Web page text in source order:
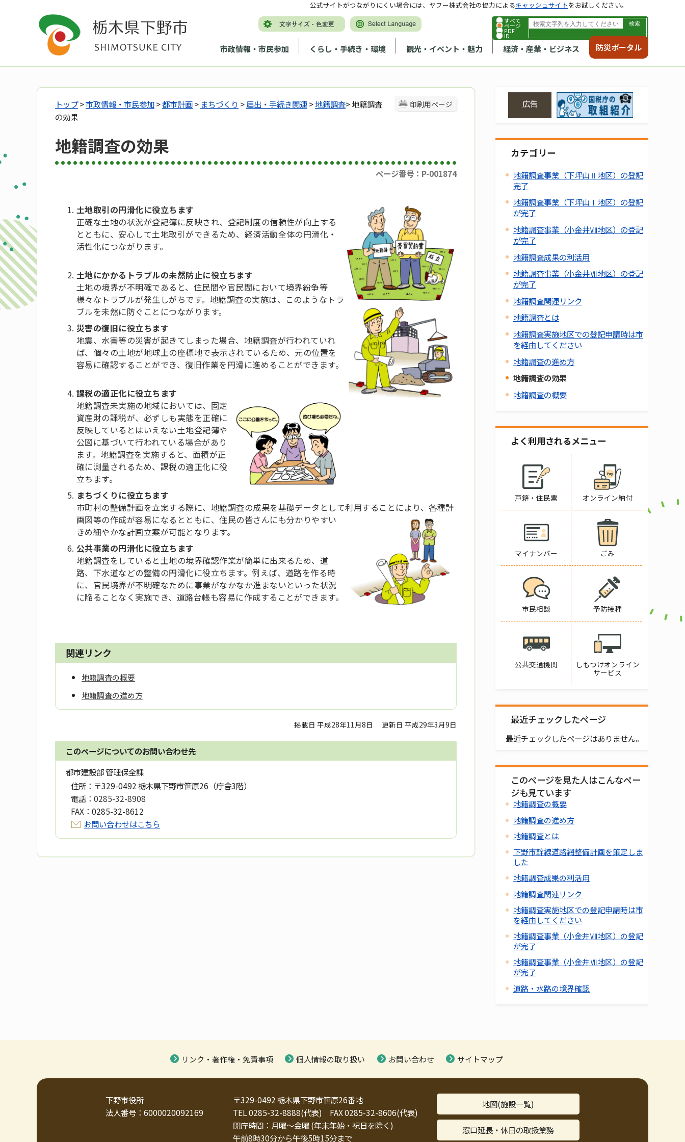
すべて
ページ
PDF
ID
市政情報・市民参加 くらし・手続き・環境 観光・イベント・魅力 経済・産業・ビジネス 防災ポータル
公式サイトがつながりにくい場合には、ヤフー株式会社の協力によるキャッシュサイトをお試しください。
印刷用ページ
トップ>市政情報・市民参加>都市計画> まちづくり >届出・手続き関連>地籍調査> 地籍調査
の効果
地籍調査の効果
ページ番号：P-001874
土地取引の円滑化に役立ちます
正確な土地の状況が登記簿に反映され、登記制度の信頼性が向上する
とともに、安心して土地取引ができるため、経済活動全体の円滑化・
活性化につながります。
土地にかかるトラブルの未然防止に役立ちます
土地の境界が不明確であると、住民間や官民間において境界紛争等
様々なトラブルが発生しがちです。地籍調査の実施は、このようなトラ
ブルを未然に防ぐことにつながります。
災害の復旧に役立ちます
地震、水害等の災害が起きてしまった場合、地籍調査が行われていれ
ば、個々の土地が地球上の座標地で表示されているため、元の位置を
容易に確認することができ、復旧作業を円滑に進めることができます。
課税の適正化に役立ちます
地籍調査未実施の地域においては、固定
資産財の課税が、必ずしも実態を正確に
反映しているとはいえない土地登記簿や
公図に基づいて行われている場合があり
ます。地籍調査を実施すると、面積が正
確に測量されるため、課税の適正化に役
立ちます。
まちづくりに役立ちます
市町村の整備計画を立案する際に、地籍調査の成果を基礎データとして利用することにより、各種計
画図等の作成が容易になるとともに、住民の皆さんにも分かりやすい
きめ細やかな計画立案が可能となります。
公共事業の円滑化に役立ちます
地籍調査をしていると土地の境界確認作業が簡単に出来るため、道
路、下水道などの整備の円滑化に役立ちます。例えば、道路を作る時
に、官民境界が不明確なために事業がなかなか進まないといった状況
に陥ることなく実施でき、道路台帳も容易に作成することができます。
関連リンク
地籍調査の概要
地籍調査の進め方
掲載日 平成28年11月8日 更新日 平成29年3月9日
このページについてのお問い合わせ先
都市建設部 管理保全課
住所： 〒329-0492 栃木県下野市笹原26（庁舎3階）
電話： 0285-32-8908
FAX： 0285-32-8612
お問い合わせはこちら
広告
カテゴリー
地籍調査事業（下坪山Ⅱ地区）の登記
完了
地籍調査事業（下坪山Ⅰ地区）の登記
が完了
地籍調査事業（小金井Ⅷ地区）の登記
が完了
地籍調査成果の利活用
地籍調査事業（小金井Ⅶ地区）の登記
が完了
地籍調査関連リンク
地籍調査とは
地籍調査実施地区での登記申請時は市
を経由してください
地籍調査の進め方
地籍調査の効果
地籍調査の概要
よく利用されるメニュー
戸籍・住民票 オンライン納付
マイナンバー ごみ
市民相談 予防接種
公共交通機関
しもつけオンライン
サービス
最近チェックしたページ
最近チェックしたページはありません。
このページを見た人はこんなペー
ジも見ています
地籍調査の概要
地籍調査の進め方
地籍調査とは
下野市幹線道路網整備計画を策定しま
した
地籍調査成果の利活用
地籍調査関連リンク
地籍調査実施地区での登記申請時は市
を経由してください
地籍調査事業（小金井Ⅷ地区）の登記
が完了
地籍調査事業（小金井Ⅶ地区）の登記
が完了
道路・水路の境界確認
リンク・著作権・免責事項 個人情報の取り扱い お問い合わせ サイトマップ
下野市役所
法人番号：6000020092169
〒329-0492 栃木県下野市笹原26番地
TEL 0285-32-8888(代表) FAX 0285-32-8606(代表)
開庁時間：月曜～金曜 (年末年始・祝日を除く)
午前8時30分から午後5時15分まで
地図(施設一覧)
窓口延長・休日の取扱業務